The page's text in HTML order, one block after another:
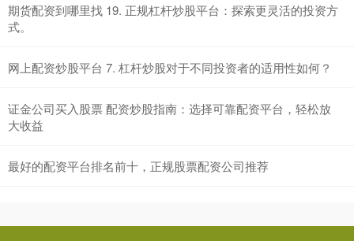
期货配资到哪里找 19. 正规杠杆炒股平台：探索更灵活的投资方
式。
网上配资炒股平台 7. 杠杆炒股对于不同投资者的适用性如何？
证金公司买入股票 配资炒股指南：选择可靠配资平台，轻松放
大收益
最好的配资平台排名前十，正规股票配资公司推荐